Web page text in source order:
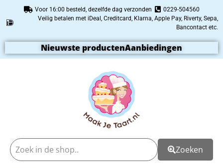
Voor 16:00 besteld, dezelfde dag verzonden
0229-504560
Veilig betalen met iDeal, Creditcard, Klarna, Apple Pay, Riverty, Sepa,
Bancontact etc.
Nieuwste productenAanbiedingen
Zoeken